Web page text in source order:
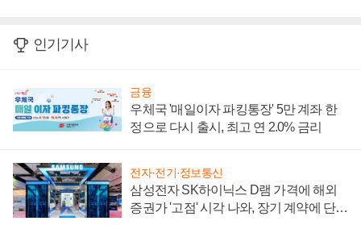
인기기사
금융
우체국 '매일이자 파킹통장' 5만 계좌 한
정으로 다시 출시, 최고 연 2.0% 금리
전자·전기·정보통신
삼성전자 SK하이닉스 D램 가격에 해외
증권가 '고점' 시각 나와, 장기 계약에 단점